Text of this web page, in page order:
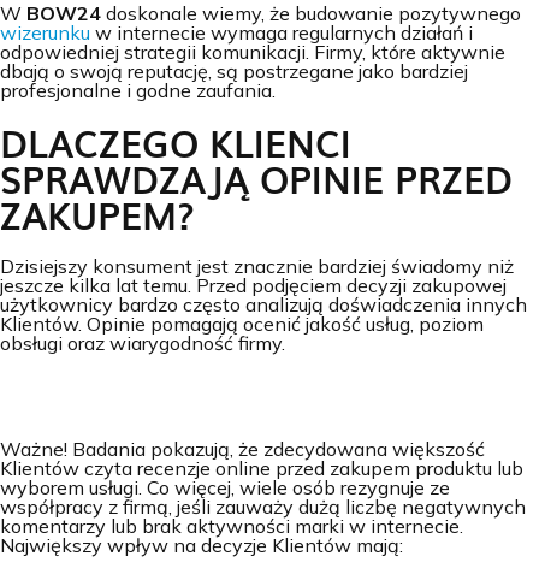
W BOW24 doskonale wiemy, że budowanie pozytywnego
wizerunku w internecie wymaga regularnych działań i
odpowiedniej strategii komunikacji. Firmy, które aktywnie
dbają o swoją reputację, są postrzegane jako bardziej
profesjonalne i godne zaufania.
DLACZEGO KLIENCI
SPRAWDZAJĄ OPINIE PRZED
ZAKUPEM?
Dzisiejszy konsument jest znacznie bardziej świadomy niż
jeszcze kilka lat temu. Przed podjęciem decyzji zakupowej
użytkownicy bardzo często analizują doświadczenia innych
Klientów. Opinie pomagają ocenić jakość usług, poziom
obsługi oraz wiarygodność firmy.
Ważne! Badania pokazują, że zdecydowana większość
Klientów czyta recenzje online przed zakupem produktu lub
wyborem usługi. Co więcej, wiele osób rezygnuje ze
współpracy z firmą, jeśli zauważy dużą liczbę negatywnych
komentarzy lub brak aktywności marki w internecie.
Największy wpływ na decyzje Klientów mają: